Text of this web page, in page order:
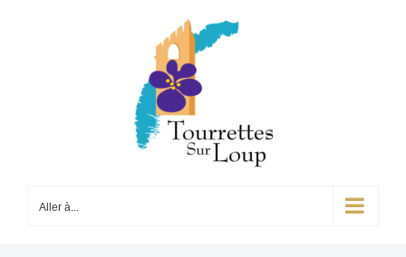
Aller à...